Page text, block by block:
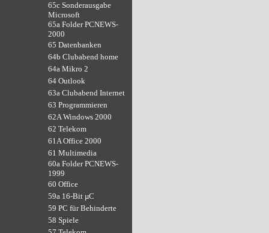
65c Sonderausgabe
Microsoft
65a Folder PCNEWS-
2000
65 Datenbanken
64b Clubabend home
64a Mikro 2
64 Outlook
63a Clubabend Internet
63 Programmieren
62A Windows 2000
62 Telekom
61A Office 2000
61 Multimedia
60a Folder PCNEWS-
1999
60 Office
59a 16-Bit µC
59 PC für Behinderte
58 Spiele